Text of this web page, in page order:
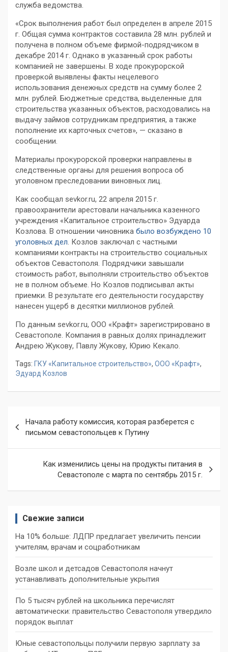
служба ведомства.
«Срок выполнения работ был определен в апреле 2015
г. Общая сумма контрактов составила 28 млн. рублей и
получена в полном объеме фирмой-подрядчиком в
декабре 2014 г. Однако в указанный срок работы
компанией не завершены. В ходе прокурорской
проверкой выявлены факты нецелевого
использования денежных средств на сумму более 2
млн. рублей. Бюджетные средства, выделенные для
строительства указанных объектов, расходовались на
выдачу займов сотрудникам предприятия, а также
пополнение их карточных счетов», — сказано в
сообщении.
Материалы прокурорской проверки направлены в
следственные органы для решения вопроса об
уголовном преследовании виновных лиц.
Как сообщал sevkor.ru, 22 апреля 2015 г.
правоохранители арестовали начальника казенного
учреждения «Капитальное строительство» Эдуарда
Козлова. В отношении чиновника было возбуждено 10
уголовных дел. Козлов заключал с частными
компаниями контракты на строительство социальных
объектов Севастополя. Подрядчики завышали
стоимость работ, выполняли строительство объектов
не в полном объеме. Но Козлов подписывал акты
приемки. В результате его деятельности государству
нанесен ущерб в десятки миллионов рублей.
По данным sevkor.ru, ООО «Крафт» зарегистрировано в
Севастополе. Компания в равных долях принадлежит
Андрею Жукову, Павлу Жукову, Юрию Кекало.
Tags: ГКУ «Капитальное строительство», ООО «Крафт»,
Эдуард Козлов
по
записям
Начала работу комиссия, которая разберется с
письмом севастопольцев к Путину
Как изменились цены на продукты питания в
Севастополе с марта по сентябрь 2015 г.
Свежие записи
На 10% больше: ЛДПР предлагает увеличить пенсии
учителям, врачам и соцработникам
Возле школ и детсадов Севастополя начнут
устанавливать дополнительные укрытия
По 5 тысяч рублей на школьника перечислят
автоматически: правительство Севастополя утвердило
порядок выплат
Юные севастопольцы получили первую зарплату за